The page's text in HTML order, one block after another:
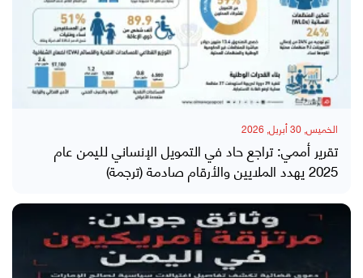
الخميس, 30 أبريل, 2026
تقرير أممي: تراجع حاد في التمويل الإنساني لليمن عام
2025 يهدد الملايين والأرقام صادمة (ترجمة)